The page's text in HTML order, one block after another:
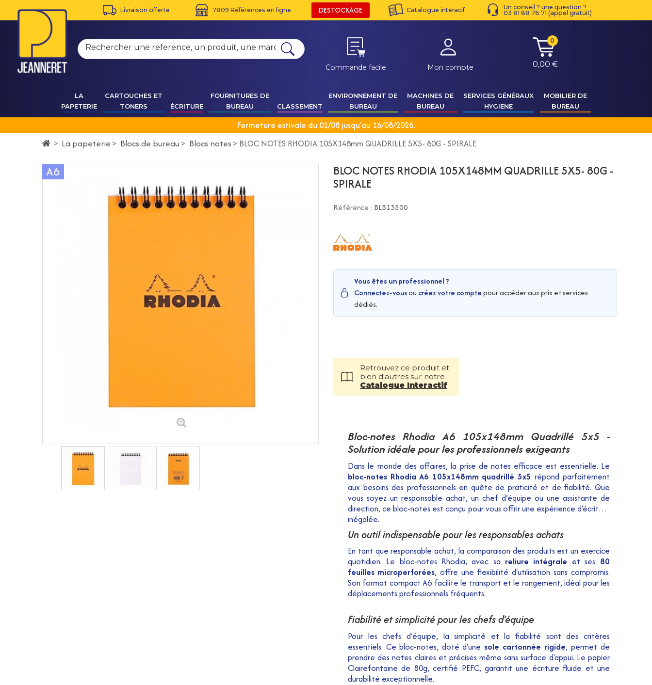
Livraison offerte 7809 Références en ligne DESTOCKAGE Catalogue interacif
Un conseil ? une question ?
03 81 88 76 71 (appel gratuit)
Commande facile Mon compte
0
0,00 €
LA
PAPETERIE
CARTOUCHES ET
TONERS
ÉCRITURE
FOURNITURES DE
BUREAU
CLASSEMENT
ENVIRONNEMENT DE
BUREAU
MACHINES DE
BUREAU
SERVICES GÉNÉRAUX
HYGIENE
MOBILIER DE
BUREAU
Fermeture estivale du 01/08 jusqu'au 16/08/2026.
> La papeterie > Blocs de bureau > Blocs notes > BLOC NOTES RHODIA 105X148mm QUADRILLE 5X5- 80G - SPIRALE
A6
BLOC NOTES RHODIA 105X148MM QUADRILLE 5X5- 80G -
SPIRALE
Référence : BLB13500
Vous êtes un professionnel ?
Connectez-vousou créez votre comptepour accéder aux prix et services
dédiés.
Retrouvez ce produit et
bien d'autres sur notre
Catalogue Interactif
Bloc-notes Rhodia A6 105x148mm Quadrillé 5x5 -
Solution idéale pour les professionnels exigeants
Dans le monde des affaires, la prise de notes efficace est essentielle. Le
bloc-notes Rhodia A6 105x148mm quadrillé 5x5 répond parfaitement
aux besoins des professionnels en quête de praticité et de fiabilité. Que
vous soyez un responsable achat, un chef d’équipe ou une assistante de
direction, ce bloc-notes est conçu pour vous offrir une expérience d'écriture
inégalée.
Un outil indispensable pour les responsables achats
En tant que responsable achat, la comparaison des produits est un exercice
quotidien. Le bloc-notes Rhodia, avec sa reliure intégrale et ses 80
feuilles microperforées, offre une flexibilité d'utilisation sans compromis.
Son format compact A6 facilite le transport et le rangement, idéal pour les
déplacements professionnels fréquents.
Fiabilité et simplicité pour les chefs d’équipe
Pour les chefs d’équipe, la simplicité et la fiabilité sont des critères
essentiels. Ce bloc-notes, doté d'une sole cartonnée rigide, permet de
prendre des notes claires et précises même sans surface d'appui. Le papier
Clairefontaine de 80g, certifié PEFC, garantit une écriture fluide et une
durabilité exceptionnelle.